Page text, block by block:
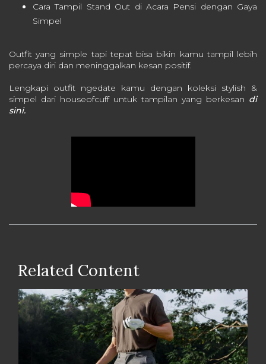
Cara Tampil Stand Out di Acara Pensi dengan Gaya
Simpel
Outfit yang simple tapi tepat bisa bikin kamu tampil lebih
percaya diri dan meninggalkan kesan positif.
Lengkapi outfit ngedate kamu dengan koleksi stylish &
simpel dari houseofcuff untuk tampilan yang berkesan di
sini.
Related Content